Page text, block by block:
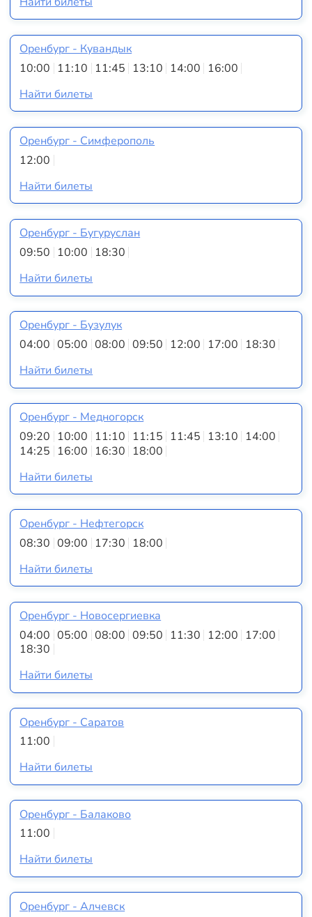
Оренбург - Кувандык
10:00 11:10 11:45 13:10 14:00 16:00
Найти билеты
Оренбург - Симферополь
12:00
Найти билеты
Оренбург - Бугуруслан
09:50 10:00 18:30
Найти билеты
Оренбург - Бузулук
04:00 05:00 08:00 09:50 12:00 17:00 18:30
Найти билеты
Оренбург - Медногорск
09:20 10:00 11:10 11:15 11:45 13:10 14:00
14:25 16:00 16:30 18:00
Найти билеты
Оренбург - Нефтегорск
08:30 09:00 17:30 18:00
Найти билеты
Оренбург - Новосергиевка
04:00 05:00 08:00 09:50 11:30 12:00 17:00
18:30
Найти билеты
Оренбург - Саратов
11:00
Найти билеты
Оренбург - Балаково
11:00
Найти билеты
Оренбург - Алчевск